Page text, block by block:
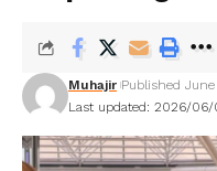
Last updated: 2026/06/
Muhajir Published